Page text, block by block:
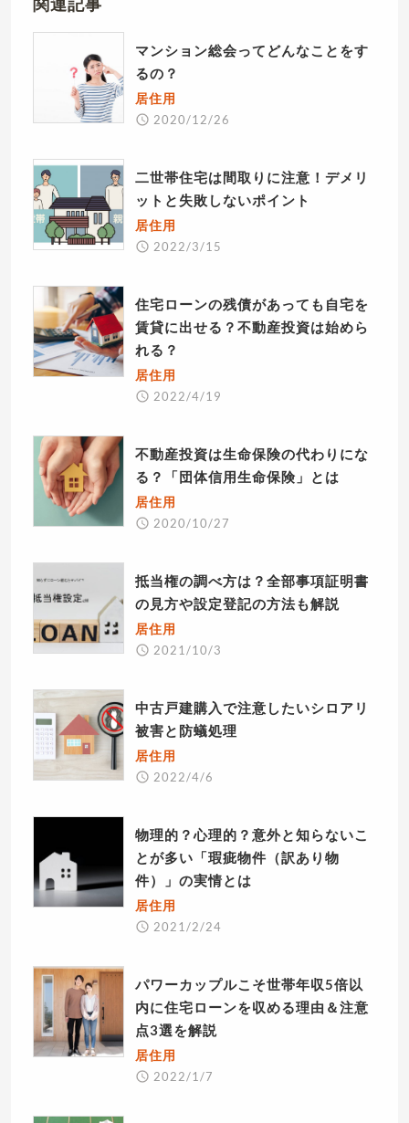
マンション総会ってどんなことをす
るの？
居住用
2020/12/26
二世帯住宅は間取りに注意！デメリ
ットと失敗しないポイント
居住用
2022/3/15
住宅ローンの残債があっても自宅を
賃貸に出せる？不動産投資は始めら
れる？
居住用
2022/4/19
不動産投資は生命保険の代わりにな
る？「団体信用生命保険」とは
居住用
2020/10/27
抵当権の調べ方は？全部事項証明書
の見方や設定登記の方法も解説
居住用
2021/10/3
中古戸建購入で注意したいシロアリ
被害と防蟻処理
居住用
2022/4/6
物理的？心理的？意外と知らないこ
とが多い「瑕疵物件（訳あり物
件）」の実情とは
居住用
2021/2/24
パワーカップルこそ世帯年収5倍以
内に住宅ローンを収める理由＆注意
点3選を解説
居住用
2022/1/7